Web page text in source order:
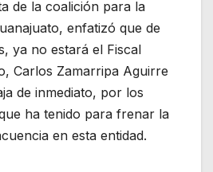
de la coalición para la
enfatizó que de
ya no estará el Fiscal
Carlos Zamarripa Aguirre
de inmediato, por los
ha tenido para frenar la
en esta entidad.